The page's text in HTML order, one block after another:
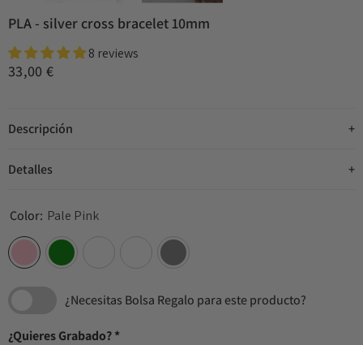
PLA - silver cross bracelet 10mm
8 reviews
33,00 €
Descripción
Detalles
Color: Pale Pink
¿Necesitas Bolsa Regalo para este producto?
¿Quieres Grabado?*